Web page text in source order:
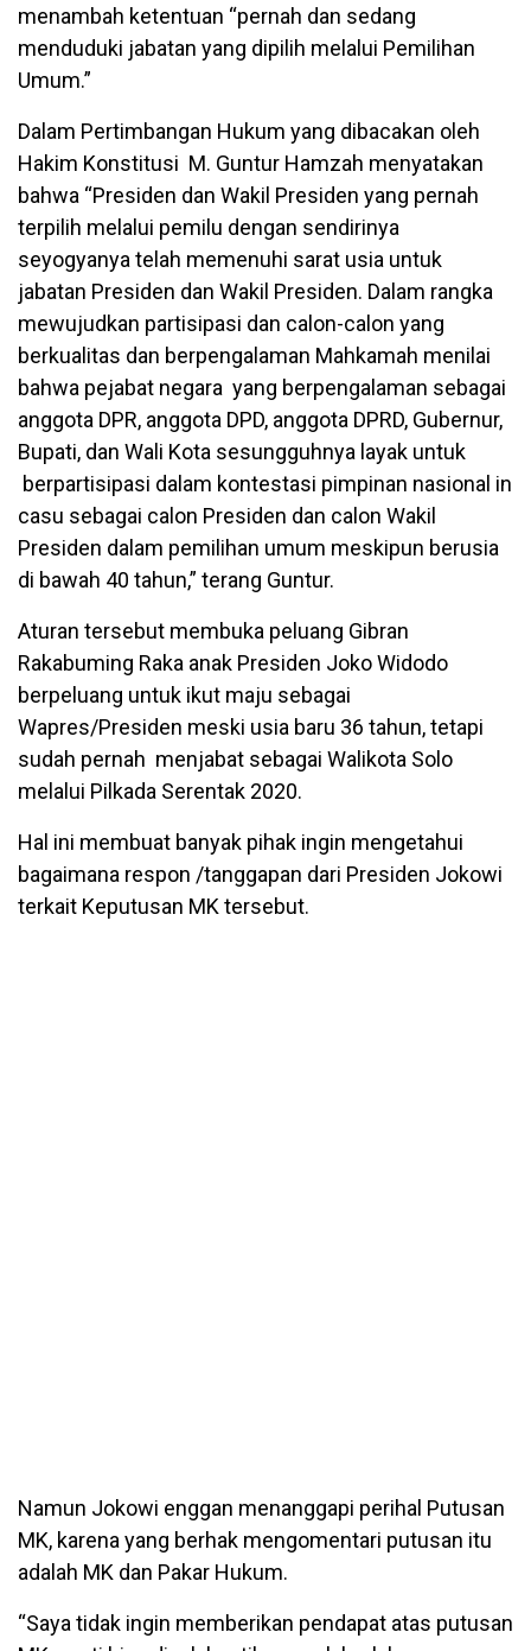
menambah ketentuan “pernah dan sedang
menduduki jabatan yang dipilih melalui Pemilihan
Umum.”
Dalam Pertimbangan Hukum yang dibacakan oleh
Hakim Konstitusi M. Guntur Hamzah menyatakan
bahwa “Presiden dan Wakil Presiden yang pernah
terpilih melalui pemilu dengan sendirinya
seyogyanya telah memenuhi sarat usia untuk
jabatan Presiden dan Wakil Presiden. Dalam rangka
mewujudkan partisipasi dan calon-calon yang
berkualitas dan berpengalaman Mahkamah menilai
bahwa pejabat negara yang berpengalaman sebagai
anggota DPR, anggota DPD, anggota DPRD, Gubernur,
Bupati, dan Wali Kota sesungguhnya layak untuk
berpartisipasi dalam kontestasi pimpinan nasional in
casu sebagai calon Presiden dan calon Wakil
Presiden dalam pemilihan umum meskipun berusia
di bawah 40 tahun,” terang Guntur.
Aturan tersebut membuka peluang Gibran
Rakabuming Raka anak Presiden Joko Widodo
berpeluang untuk ikut maju sebagai
Wapres/Presiden meski usia baru 36 tahun, tetapi
sudah pernah menjabat sebagai Walikota Solo
melalui Pilkada Serentak 2020.
Hal ini membuat banyak pihak ingin mengetahui
bagaimana respon /tanggapan dari Presiden Jokowi
terkait Keputusan MK tersebut.
Namun Jokowi enggan menanggapi perihal Putusan
MK, karena yang berhak mengomentari putusan itu
adalah MK dan Pakar Hukum.
“Saya tidak ingin memberikan pendapat atas putusan